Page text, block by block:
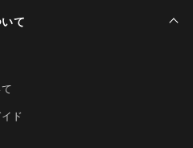
て
ド